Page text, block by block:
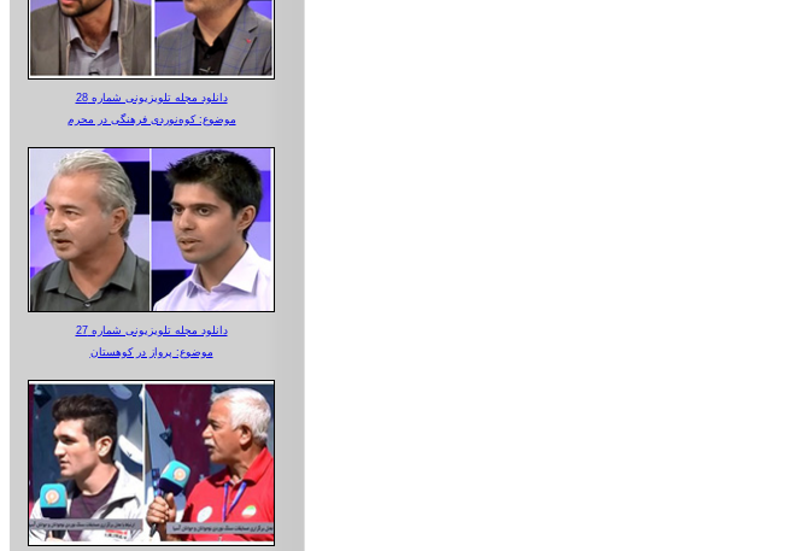
دانلود مجله تلویزیونی شماره 28
موضوع: کوه‌نوردی فرهنگی در محرم
دانلود مجله تلویزیونی شماره 27
موضوع: پرواز در کوهستان